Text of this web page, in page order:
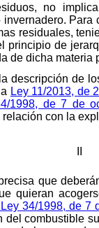
no
residuales,
principio de
de dicha
descripción de
Ley 11/2013, de
1998, de 7 de
con la
que
quieran
34/1998, de 7
combustible